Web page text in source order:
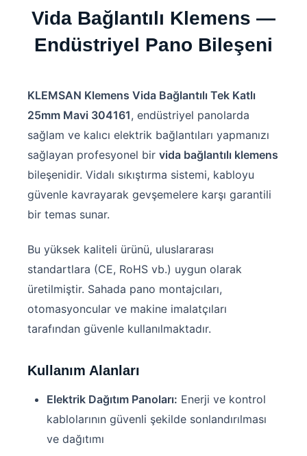
Vida Bağlantılı Klemens —
Endüstriyel Pano Bileşeni
KLEMSAN Klemens Vida Bağlantılı Tek Katlı
25mm Mavi 304161, endüstriyel panolarda
sağlam ve kalıcı elektrik bağlantıları yapmanızı
sağlayan profesyonel bir vida bağlantılı klemens
bileşenidir. Vidalı sıkıştırma sistemi, kabloyu
güvenle kavrayarak gevşemelere karşı garantili
bir temas sunar.
Bu yüksek kaliteli ürünü, uluslararası
standartlara (CE, RoHS vb.) uygun olarak
üretilmiştir. Sahada pano montajcıları,
otomasyoncular ve makine imalatçıları
tarafından güvenle kullanılmaktadır.
Kullanım Alanları
Elektrik Dağıtım Panoları: Enerji ve kontrol
kablolarının güvenli şekilde sonlandırılması
ve dağıtımı